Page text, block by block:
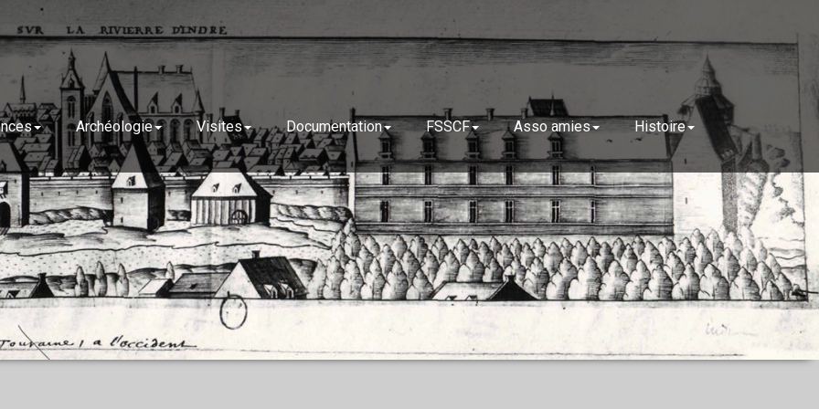
Archéologie Visites Documentation FSSCF Asso amies Histoire